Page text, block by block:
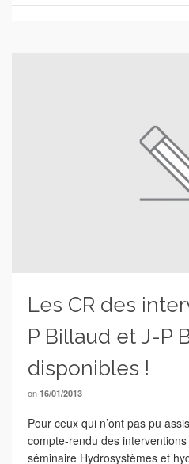
Les CR des
P Billaud et J-P
disponibles !
on 16/01/2013
Pour ceux qui n’ont pas pu
compte-rendu des
séminaire Hydrosystèmes et